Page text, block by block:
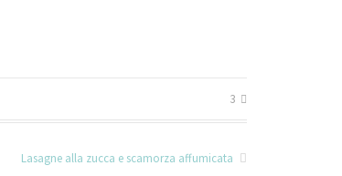
3
Lasagne alla zucca e scamorza affumicata